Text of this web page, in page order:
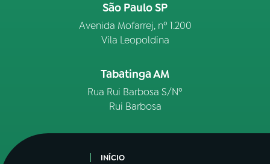
São Paulo SP
Avenida Mofarrej, nº 1.200
Vila Leopoldina
Tabatinga AM
Rua Rui Barbosa S/Nº
Rui Barbosa
INÍCIO